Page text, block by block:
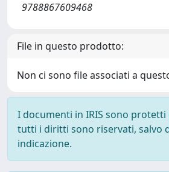
9788867609468
File in questo prodotto:
Non ci sono file associati a
I documenti in IRIS sono
tutti i diritti sono riservati, salvo
indicazione.